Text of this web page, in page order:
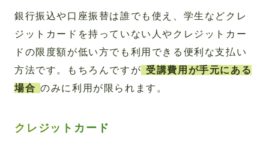
銀行振込や口座振替は誰でも使え、学生などクレ
ジットカードを持っていない人やクレジットカー
ドの限度額が低い方でも利用できる便利な支払い
方法です。もちろんですが 受講費用が手元にある
場合 のみに利用が限られます。
クレジットカード